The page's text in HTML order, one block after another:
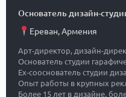
Основатель дизайн-
Ереван,Армения
Арт-директор, дизайн-
Основатель студии
Ex-сооснователь студии
Опыт работы в крупных
Более 15 лет в дизайне,